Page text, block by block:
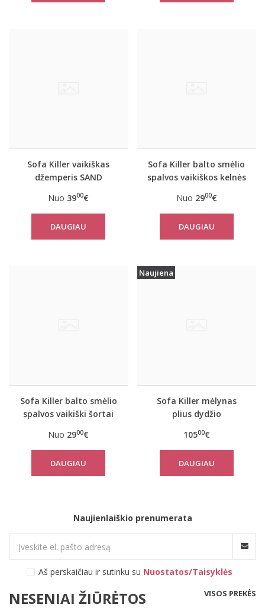
Sofa Killer vaikiškas
džemperis SAND
Nuo 3900€
DAUGIAU
Sofa Killer balto smėlio
spalvos vaikiškos kelnės
Nuo 2900€
DAUGIAU
Sofa Killer balto smėlio
spalvos vaikiški šortai
Nuo 2900€
DAUGIAU
Naujiena
Sofa Killer mėlynas
plius dydžio
Stone
10500€
DAUGIAU
Naujienlaiškio prenumerata
Aš perskaičiau ir sutinku su Nuostatos/Taisyklės
NESENIAI ŽIŪRĖTOS VISOS PREKĖS